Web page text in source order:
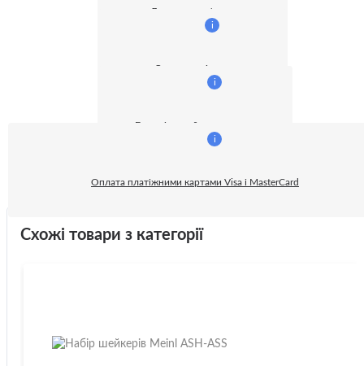
Доставка кур'єром
Оплата готівкою
i
Безготівковий розрахунок:
i
Оплата платіжними картами Visa і MasterCard
i
Схожі товари з категорії